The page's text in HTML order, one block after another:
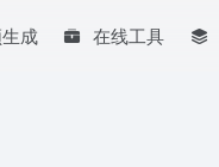
成 在线工具